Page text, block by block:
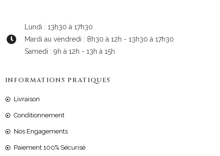
Lundi : 13h30 à 17h30
Mardi au vendredi : 8h30 à 12h - 13h30 à 17h30
Samedi : 9h à 12h - 13h à 15h
INFORMATIONS PRATIQUES
Livraison
Conditionnement
Nos Engagements
Paiement 100% Sécurisé